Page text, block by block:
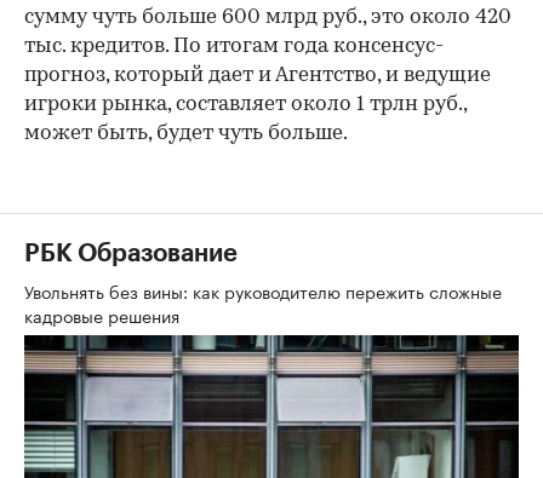
сумму чуть больше 600 млрд руб., это около 420
тыс. кредитов. По итогам года консенсус-
прогноз, который дает и Агентство, и ведущие
игроки рынка, составляет около 1 трлн руб.,
может быть, будет чуть больше.
РБК Образование
Увольнять без вины: как руководителю пережить сложные
кадровые решения